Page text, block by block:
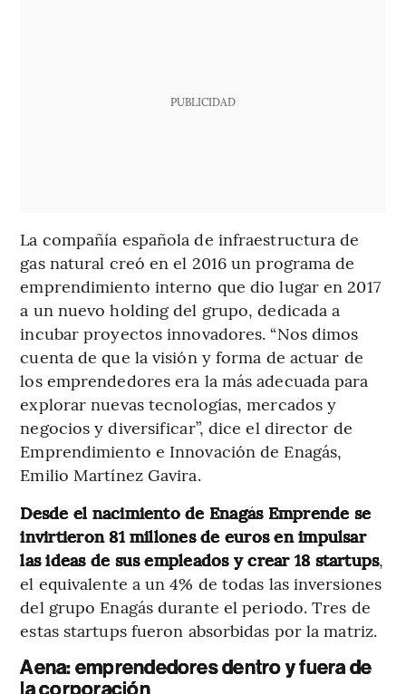
PUBLICIDAD
La compañía española de infraestructura de
gas natural creó en el 2016 un programa de
emprendimiento interno que dio lugar en 2017
a un nuevo holding del grupo, dedicada a
incubar proyectos innovadores. “Nos dimos
cuenta de que la visión y forma de actuar de
los emprendedores era la más adecuada para
explorar nuevas tecnologías, mercados y
negocios y diversificar”, dice el director de
Emprendimiento e Innovación de Enagás,
Emilio Martínez Gavira.
Desde el nacimiento de Enagás Emprende se
invirtieron 81 millones de euros en impulsar
las ideas de sus empleados y crear 18 startups,
el equivalente a un 4% de todas las inversiones
del grupo Enagás durante el periodo. Tres de
estas startups fueron absorbidas por la matriz.
Aena: emprendedores dentro y fuera de
la corporación